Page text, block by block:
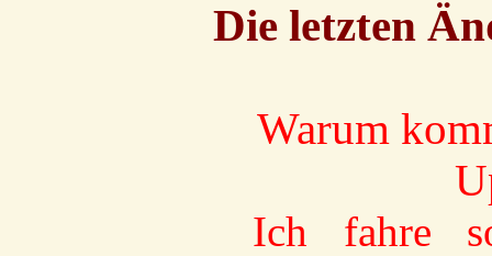
Die letzten
Warum
Ich fahre